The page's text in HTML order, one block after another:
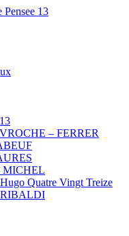
13Pensée ni dieu ni
– FERRER
MICHEL
Quatre Vingt Treize